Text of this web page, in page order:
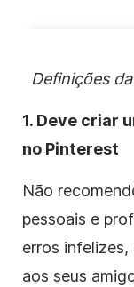
Definições
1. Deve criar
no Pinterest
Não
pessoais e
erros
aos seus